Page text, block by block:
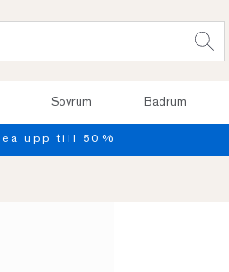
Sovrum Badrum